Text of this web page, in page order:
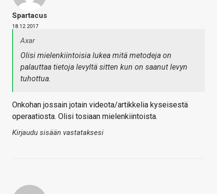
Spartacus
18.12.2017
Axar
Olisi mielenkiintoisia lukea mitä metodeja on
palauttaa tietoja levyltä sitten kun on saanut levyn
tuhottua.
Onkohan jossain jotain videota/artikkelia kyseisestä
operaatiosta. Olisi tosiaan mielenkiintoista.
Kirjaudu sisään vastataksesi